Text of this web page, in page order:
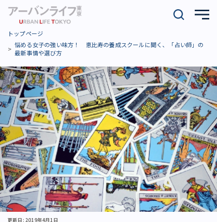
トップページ
悩める女子の強い味方！ 恵比寿の養成スクールに聞く、「占い師」の
最新事情や選び方
更新日: 2019年4月1日